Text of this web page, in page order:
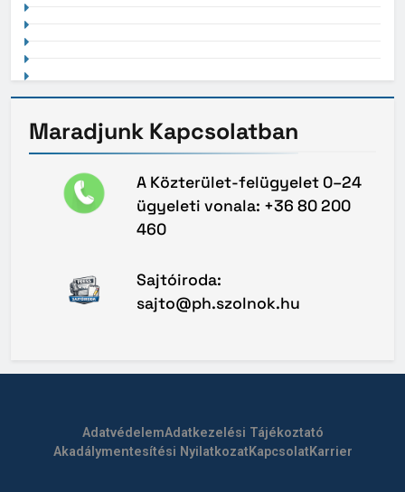
Maradjunk Kapcsolatban
A Közterület-felügyelet 0–24
ügyeleti vonala: +36 80 200
460
Sajtóiroda:
sajto@ph.szolnok.hu
AdatvédelemAdatkezelési Tájékoztató
Akadálymentesítési NyilatkozatKapcsolatKarrier